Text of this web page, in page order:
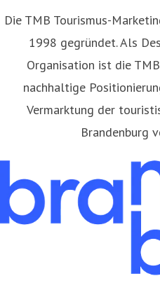
​Die TMB Tourismus-
1998 gegründet. Als
Organisation ist die
nachhaltige
Vermarktung der
Brandenburg